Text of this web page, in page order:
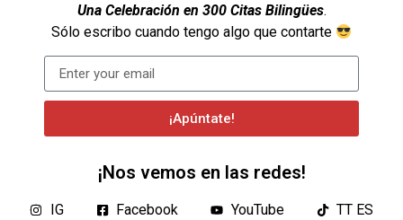
Una Celebración en 300 Citas Bilingües.
Sólo escribo cuando tengo algo que contarte
¡Apúntate!
¡Nos vemos en las redes!
IG Facebook YouTube
TT ES